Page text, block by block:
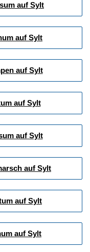
auf Sylt
auf Sylt
auf Sylt
auf Sylt
auf Sylt
auf Sylt
auf Sylt
auf Sylt